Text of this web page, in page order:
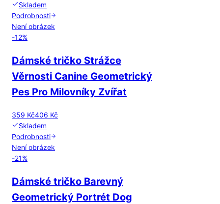
Skladem
Podrobnosti
Není obrázek
-12%
Dámské tričko Strážce
Věrnosti Canine Geometrický
Pes Pro Milovníky Zvířat
359 Kč406 Kč
Skladem
Podrobnosti
Není obrázek
-21%
Dámské tričko Barevný
Geometrický Portrét Dog